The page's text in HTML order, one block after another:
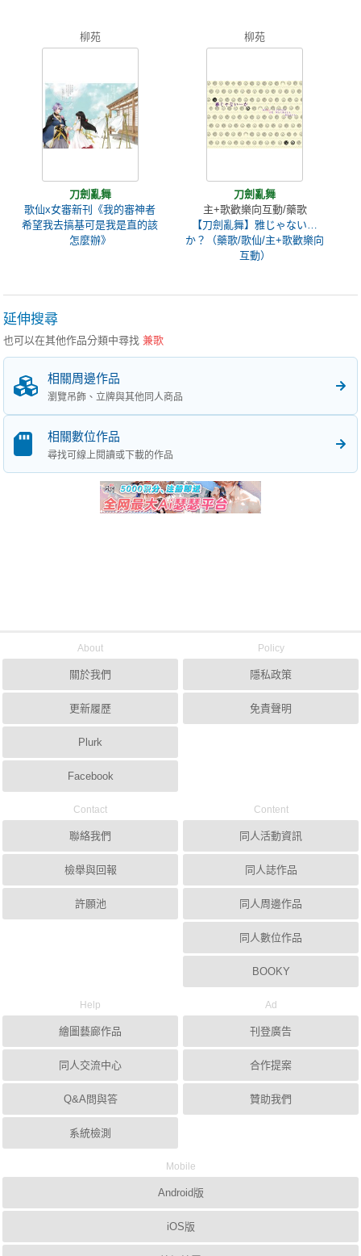
柳苑
刀劍亂舞
歌仙x女審新刊《我的審神者
希望我去搞基可是我是直的該
怎麼辦》
柳苑
刀劍亂舞
主+歌歡樂向互動/藥歌
【刀劍亂舞】雅じゃない…
か？（藥歌/歌仙/主+歌歡樂向
互動）
延伸搜尋
也可以在其他作品分類中尋找兼歌
相關周邊作品
瀏覽吊飾、立牌與其他同人商品
相關數位作品
尋找可線上閱讀或下載的作品
About
關於我們
更新履歷
Plurk
Facebook
Policy
隱私政策
免責聲明
Contact
聯絡我們
檢舉與回報
許願池
Content
同人活動資訊
同人誌作品
同人周邊作品
同人數位作品
BOOKY
Help
繪圖藝廊作品
同人交流中心
Q&A問與答
系統檢測
Ad
刊登廣告
合作提案
贊助我們
Mobile
Android版
iOS版